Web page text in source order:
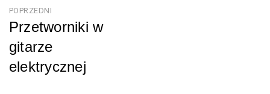
Nawigacja
wpisu
POPRZEDNI
Przetworniki w
gitarze
elektrycznej